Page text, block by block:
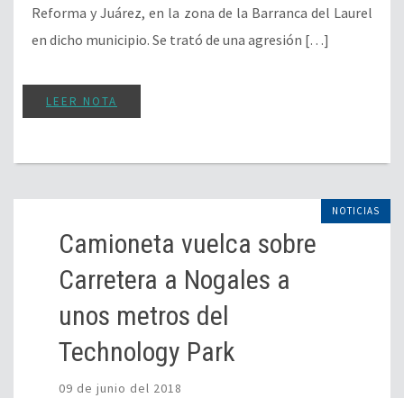
Reforma y Juárez, en la zona de la Barranca del Laurel
en dicho municipio. Se trató de una agresión […]
LEER NOTA
NOTICIAS
Camioneta vuelca sobre
Carretera a Nogales a
unos metros del
Technology Park
09 de junio del 2018